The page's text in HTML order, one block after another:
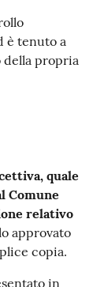
è tenuto a
della propria
quale
Comune
relativo
approvato
copia.
in